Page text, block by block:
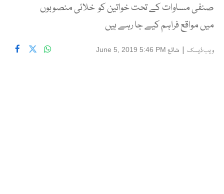
صنفی مساوات کے تحت خواتین کو خلائی منصوبوں
میں مواقع فراہم کیے جا رہے ہیں
ویب ڈیسک | شائع June 5, 2019 5:46 PM